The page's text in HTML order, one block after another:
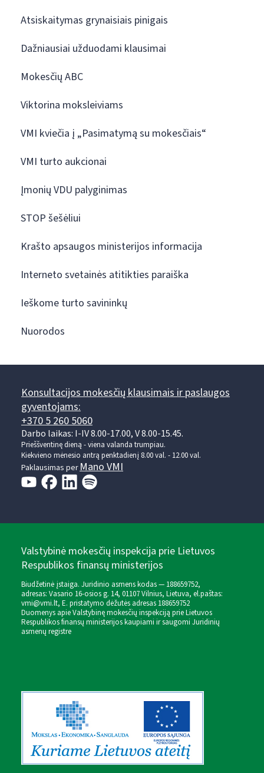
Atsiskaitymas grynaisiais pinigais
Dažniausiai užduodami klausimai
Mokesčių ABC
Viktorina moksleiviams
VMI kviečia į „Pasimatymą su mokesčiais“
VMI turto aukcionai
Įmonių VDU palyginimas
STOP šešėliui
Krašto apsaugos ministerijos informacija
Interneto svetainės atitikties paraiška
Ieškome turto savininkų
Nuorodos
Konsultacijos mokesčių klausimais ir paslaugos
gyventojams:
+370 5 260 5060
Darbo laikas: I-IV 8.00-17.00, V 8.00-15.45.
Prieššventinę dieną - viena valanda trumpiau.
Kiekvieno mėnesio antrą penktadienį 8.00 val. - 12.00 val.
Paklausimas per Mano VMI
Valstybinė mokesčių inspekcija prie Lietuvos
Respublikos finansų ministerijos
Biudžetinė įstaiga. Juridinio asmens kodas — 188659752,
adresas: Vasario 16-osios g. 14, 01107 Vilnius, Lietuva, el.paštas:
vmi@vmi.lt, E. pristatymo dėžutės adresas 188659752
Duomenys apie Valstybinę mokesčių inspekciją prie Lietuvos
Respublikos finansų ministerijos kaupiami ir saugomi Juridinių
asmenų registre